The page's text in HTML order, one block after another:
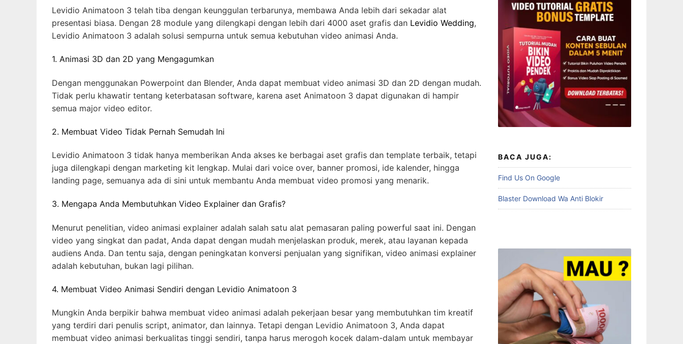
Levidio Animatoon 3 telah tiba dengan keunggulan terbarunya, membawa Anda lebih dari sekadar alat
presentasi biasa. Dengan 28 module yang dilengkapi dengan lebih dari 4000 aset grafis dan Levidio Wedding,
Levidio Animatoon 3 adalah solusi sempurna untuk semua kebutuhan video animasi Anda.
1. Animasi 3D dan 2D yang Mengagumkan
Dengan menggunakan Powerpoint dan Blender, Anda dapat membuat video animasi 3D dan 2D dengan mudah.
Tidak perlu khawatir tentang keterbatasan software, karena aset Animatoon 3 dapat digunakan di hampir
semua major video editor.
2. Membuat Video Tidak Pernah Semudah Ini
Levidio Animatoon 3 tidak hanya memberikan Anda akses ke berbagai aset grafis dan template terbaik, tetapi
juga dilengkapi dengan marketing kit lengkap. Mulai dari voice over, banner promosi, ide kalender, hingga
landing page, semuanya ada di sini untuk membantu Anda membuat video promosi yang menarik.
3. Mengapa Anda Membutuhkan Video Explainer dan Grafis?
Menurut penelitian, video animasi explainer adalah salah satu alat pemasaran paling powerful saat ini. Dengan
video yang singkat dan padat, Anda dapat dengan mudah menjelaskan produk, merek, atau layanan kepada
audiens Anda. Dan tentu saja, dengan peningkatan konversi penjualan yang signifikan, video animasi explainer
adalah kebutuhan, bukan lagi pilihan.
4. Membuat Video Animasi Sendiri dengan Levidio Animatoon 3
Mungkin Anda berpikir bahwa membuat video animasi adalah pekerjaan besar yang membutuhkan tim kreatif
yang terdiri dari penulis script, animator, dan lainnya. Tetapi dengan Levidio Animatoon 3, Anda dapat
membuat video animasi berkualitas tinggi sendiri, tanpa harus merogoh kocek dalam-dalam untuk membayar
BACA JUGA:
Find Us On Google
Blaster Download Wa Anti Blokir